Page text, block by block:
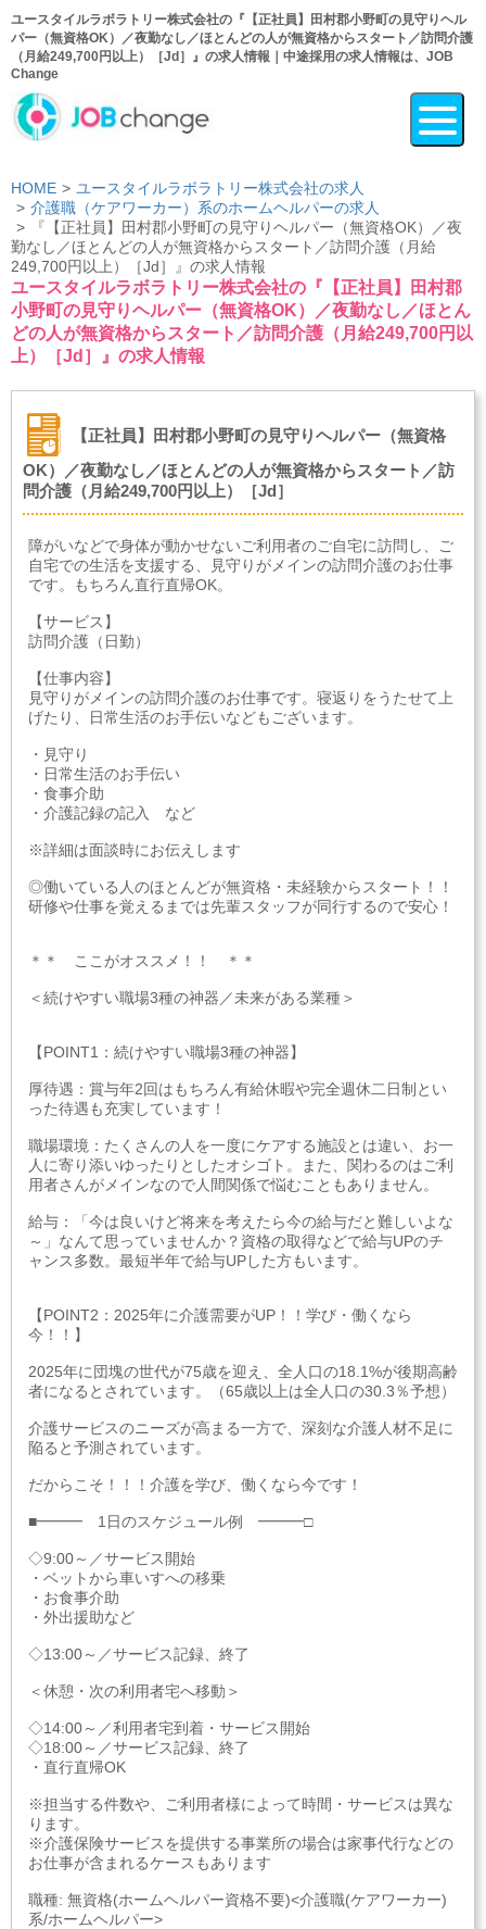
ユースタイルラボラトリー株式会社の『【正社員】田村郡小野町の見守りヘル
パー（無資格OK）／夜勤なし／ほとんどの人が無資格からスタート／訪問介護
（月給249,700円以上）［Jd］』の求人情報｜中途採用の求人情報は、JOB
Change
HOME
ユースタイルラボラトリー株式会社の求人
介護職（ケアワーカー）系のホームヘルパーの求人
『【正社員】田村郡小野町の見守りヘルパー（無資格OK）／夜
勤なし／ほとんどの人が無資格からスタート／訪問介護（月給
249,700円以上）［Jd］』の求人情報
ユースタイルラボラトリー株式会社の『【正社員】田村郡
小野町の見守りヘルパー（無資格OK）／夜勤なし／ほとん
どの人が無資格からスタート／訪問介護（月給249,700円以
上）［Jd］』の求人情報
【正社員】田村郡小野町の見守りヘルパー（無資格
OK）／夜勤なし／ほとんどの人が無資格からスタート／訪
問介護（月給249,700円以上）［Jd］
障がいなどで身体が動かせないご利用者のご自宅に訪問し、ご
自宅での生活を支援する、見守りがメインの訪問介護のお仕事
です。もちろん直行直帰OK。
【サービス】
訪問介護（日勤）
【仕事内容】
見守りがメインの訪問介護のお仕事です。寝返りをうたせて上
げたり、日常生活のお手伝いなどもございます。
・見守り
・日常生活のお手伝い
・食事介助
・介護記録の記入 など
※詳細は面談時にお伝えします
◎働いている人のほとんどが無資格・未経験からスタート！！
研修や仕事を覚えるまでは先輩スタッフが同行するので安心！
＊＊ ここがオススメ！！ ＊＊
＜続けやすい職場3種の神器／未来がある業種＞
【POINT1：続けやすい職場3種の神器】
厚待遇：賞与年2回はもちろん有給休暇や完全週休二日制とい
った待遇も充実しています！
職場環境：たくさんの人を一度にケアする施設とは違い、お一
人に寄り添いゆったりとしたオシゴト。また、関わるのはご利
用者さんがメインなので人間関係で悩むこともありません。
給与：「今は良いけど将来を考えたら今の給与だと難しいよな
～」なんて思っていませんか？資格の取得などで給与UPのチ
ャンス多数。最短半年で給与UPした方もいます。
【POINT2：2025年に介護需要がUP！！学び・働くなら
今！！】
2025年に団塊の世代が75歳を迎え、全人口の18.1%が後期高齢
者になるとされています。（65歳以上は全人口の30.3％予想）
介護サービスのニーズが高まる一方で、深刻な介護人材不足に
陥ると予測されています。
だからこそ！！！介護を学び、働くなら今です！
■━━━ 1日のスケジュール例 ━━━□
◇9:00～／サービス開始
・ベットから車いすへの移乗
・お食事介助
・外出援助など
◇13:00～／サービス記録、終了
＜休憩・次の利用者宅へ移動＞
◇14:00～／利用者宅到着・サービス開始
◇18:00～／サービス記録、終了
・直行直帰OK
※担当する件数や、ご利用者様によって時間・サービスは異な
ります。
※介護保険サービスを提供する事業所の場合は家事代行などの
お仕事が含まれるケースもあります
職種: 無資格(ホームヘルパー資格不要)<介護職(ケアワーカー)
系/ホームヘルパー>